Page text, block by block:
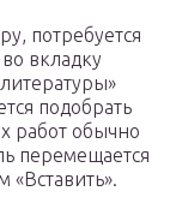
потребуется
вкладку
подобрать
работ обычно
перемещается